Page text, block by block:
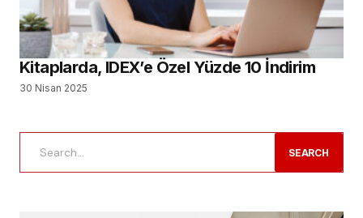
Kitaplarda, IDEX’e Özel Yüzde 10 İndirim
30 Nisan 2025
SEARCH